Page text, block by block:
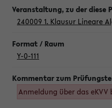
240009 1. Klausur Lineare
Y-0-111
Anmeldung über das eKVV